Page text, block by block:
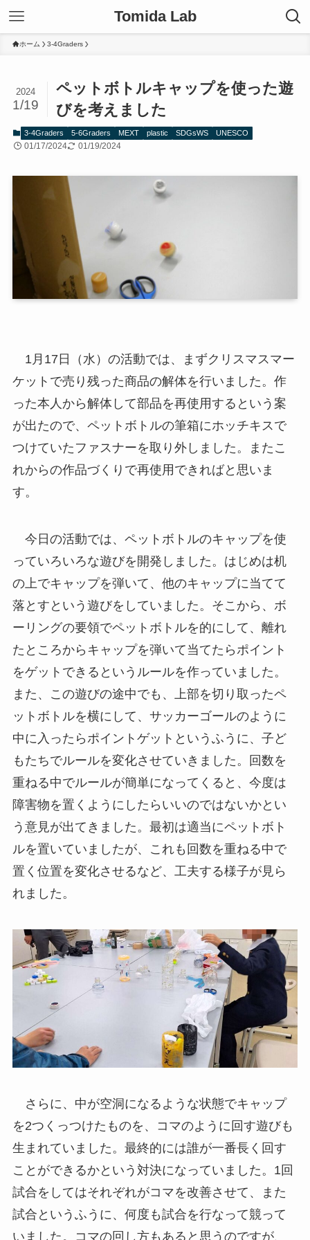
Tomida Lab
ホーム 3-4Graders
ペットボトルキャップを使った遊
びを考えました
2024
1/19
3-4Graders 5-6Graders MEXT plastic SDGsWS UNESCO
01/17/2024 01/19/2024
1月17日（水）の活動では、まずクリスマスマー
ケットで売り残った商品の解体を行いました。作
った本人から解体して部品を再使用するという案
が出たので、ペットボトルの筆箱にホッチキスで
つけていたファスナーを取り外しました。またこ
れからの作品づくりで再使用できればと思いま
す。
今日の活動では、ペットボトルのキャップを使
っていろいろな遊びを開発しました。はじめは机
の上でキャップを弾いて、他のキャップに当てて
落とすという遊びをしていました。そこから、ボ
ーリングの要領でペットボトルを的にして、離れ
たところからキャップを弾いて当てたらポイント
をゲットできるというルールを作っていました。
また、この遊びの途中でも、上部を切り取ったペ
ットボトルを横にして、サッカーゴールのように
中に入ったらポイントゲットというふうに、子ど
もたちでルールを変化させていきました。回数を
重ねる中でルールが簡単になってくると、今度は
障害物を置くようにしたらいいのではないかとい
う意見が出てきました。最初は適当にペットボト
ルを置いていましたが、これも回数を重ねる中で
置く位置を変化させるなど、工夫する様子が見ら
れました。
さらに、中が空洞になるような状態でキャップ
を2つくっつけたものを、コマのように回す遊びも
生まれていました。最終的には誰が一番長く回す
ことができるかという対決になっていました。1回
試合をしてはそれぞれがコマを改善させて、また
試合というふうに、何度も試合を行なって競って
いました。コマの回し方もあると思うのですが、